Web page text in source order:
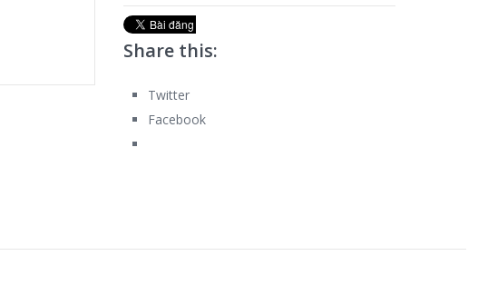
Share this:
Twitter
Facebook